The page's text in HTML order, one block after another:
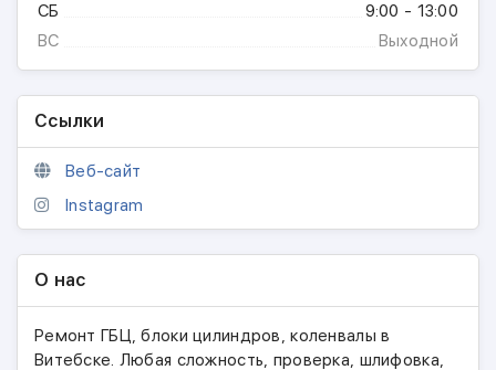
СБ
9:00 - 13:00
ВС
Выходной
Ссылки
Веб-сайт
Instagram
О нас
Ремонт ГБЦ, блоки цилиндров, коленвалы в
Витебске. Любая сложность, проверка, шлифовка,